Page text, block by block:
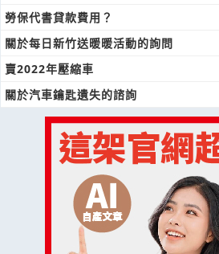
勞保代書貸款費用？
關於每日新竹送暖暖活動的詢問
賣2022年壓縮車
關於汽車鑰匙遺失的諮詢